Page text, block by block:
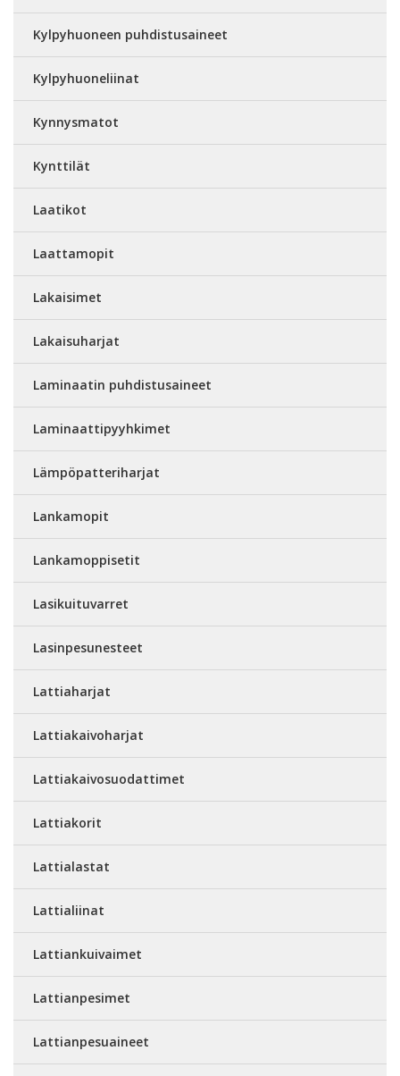
Kylpyhuoneen puhdistusaineet
Kylpyhuoneliinat
Kynnysmatot
Kynttilät
Laatikot
Laattamopit
Lakaisimet
Lakaisuharjat
Laminaatin puhdistusaineet
Laminaattipyyhkimet
Lämpöpatteriharjat
Lankamopit
Lankamoppisetit
Lasikuituvarret
Lasinpesunesteet
Lattiaharjat
Lattiakaivoharjat
Lattiakaivosuodattimet
Lattiakorit
Lattialastat
Lattialiinat
Lattiankuivaimet
Lattianpesimet
Lattianpesuaineet